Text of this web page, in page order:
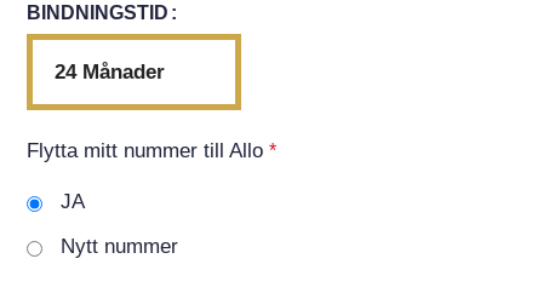
BINDNINGSTID
24 Månader
Flytta mitt nummer till Allo *
JA
Nytt nummer